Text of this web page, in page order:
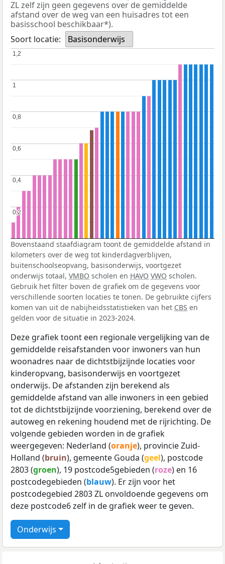
ZL zelf zijn geen gegevens over de gemiddelde
afstand over de weg van een huisadres tot een
basisschool beschikbaar*).
Soort locatie:
Basisonderwijs
0,2
0,2
0,4
0,4
0,6
0,6
0,8
0,8
11
1,2
1,2
Bovenstaand staafdiagram toont de gemiddelde afstand in
kilometers over de weg tot kinderdagverblijven,
buitenschoolseopvang, basisonderwijs, voortgezet
onderwijs totaal, VMBO scholen en HAVO VWO scholen.
Gebruik het filter boven de grafiek om de gegevens voor
verschillende soorten locaties te tonen. De gebruikte cijfers
komen van uit de nabijheidsstatistieken van het CBS en
gelden voor de situatie in 2023-2024.
Deze grafiek toont een regionale vergelijking van de
gemiddelde reisafstanden voor inwoners van hun
woonadres naar de dichtstbijzijnde locaties voor
kinderopvang, basisonderwijs en voortgezet
onderwijs. De afstanden zijn berekend als
gemiddelde afstand van alle inwoners in een gebied
tot de dichtstbijzijnde voorziening, berekend over de
autoweg en rekening houdend met de rijrichting. De
volgende gebieden worden in de grafiek
weergegeven: Nederland (oranje), provincie Zuid-
Holland (bruin), gemeente Gouda (geel), postcode
2803 (groen), 19 postcode5gebieden (roze) en 16
postcodegebieden (blauw). Er zijn voor het
postcodegebied 2803 ZL onvoldoende gegevens om
deze postcode6 zelf in de grafiek weer te geven.
Onderwijs